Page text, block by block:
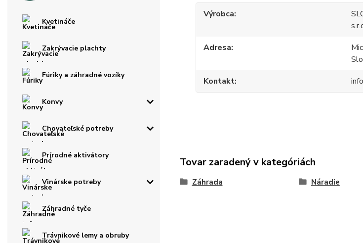
Kvetináče
Zakrývacie plachty
Fúriky a záhradné vozíky
Konvy
Chovateľské potreby
Prírodné aktivátory
Vinárske potreby
Záhradné tyče
Trávnikové lemy a obruby
Výrobca
Adresa
Kontakt
Tovar zaradený v kategóriách
Záhrada Náradie